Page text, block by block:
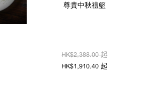
尊貴中秋禮籃
HK$2,388.00 起
HK$1,910.40 起